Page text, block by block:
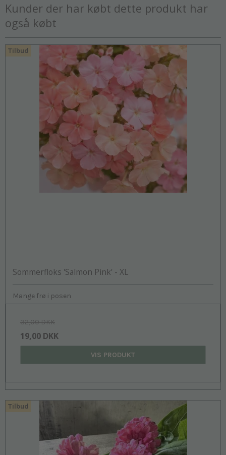
Kunder der har købt dette produkt har
også købt
Tilbud
Sommerfloks 'Salmon Pink' - XL
Mange frø i posen
32,00 DKK
19,00 DKK
VIS PRODUKT
Tilbud